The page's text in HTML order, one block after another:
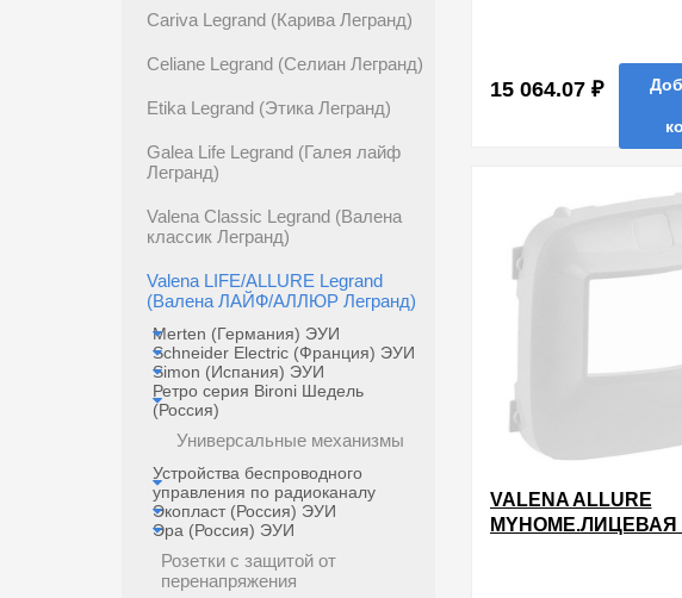
Cariva Legrand (Карива Легранд)
Celiane Legrand (Селиан Легранд)
Etika Legrand (Этика Легранд)
Galea Life Legrand (Галея лайф
Легранд)
Valena Classic Legrand (Валена
классик Легранд)
Valena LIFE/ALLURE Legrand
(Валена ЛАЙФ/АЛЛЮР Легранд)
Merten (Германия) ЭУИ
Schneider Electric (Франция) ЭУИ
Simon (Испания) ЭУИ
Ретро серия Bironi Шедель
(Россия)
Универсальные механизмы
Устройства беспроводного
управления по радиоканалу
Экопласт (Россия) ЭУИ
Эра (Россия) ЭУИ
Розетки с защитой от
перенапряжения
15 064.07 ₽
VALENA ALLURE